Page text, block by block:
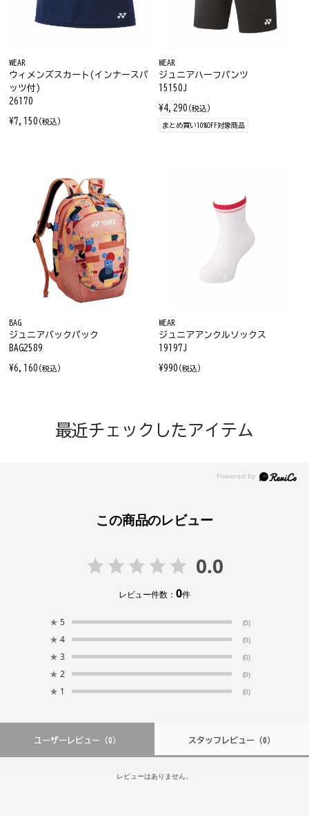
WEAR
ウィメンズスカート(インナースパ
ッツ付)
26170
¥7,150 (税込)
WEAR
ジュニアハーフパンツ
15150J
¥4,290 (税込)
まとめ買い10%OFF対象商品
BAG
ジュニアバックパック
BAG2589
¥6,160 (税込)
WEAR
ジュニアアンクルソックス
19197J
¥990 (税込)
最近チェックしたアイテム
この商品のレビュー
0.0
レビュー件数：0件
★ 5 (0)
★ 4 (0)
★ 3 (0)
★ 2 (0)
★ 1 (0)
ユーザーレビュー （0） スタッフレビュー（0）
レビューはありません。